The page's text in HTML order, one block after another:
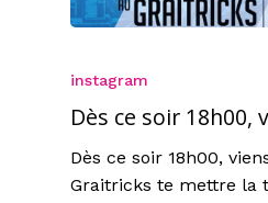
instagram
Dès ce soir 18h00,
Dès ce soir 18h00,
Graitricks te mettre la